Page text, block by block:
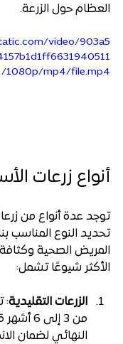
العظام حول الزرعة.
video/903a5
/1080p/mp4/file.mp4
أنواع زرعات
توجد عدة أنواع من
تحديد النوع المناسب
المريض الصحية وكثافة
الأكثر شيوعًا تشمل:
الزرعات التقليدية:
من 3 إلى
النهائي لضمان